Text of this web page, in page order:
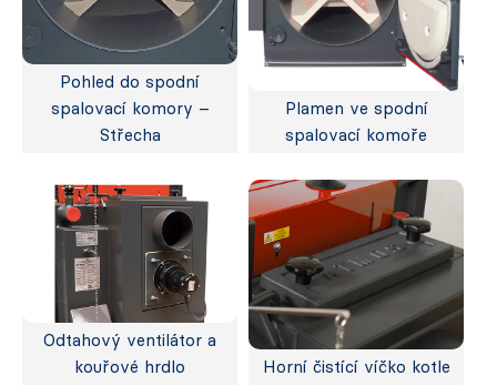
Pohled do spodní
spalovací komory –
Střecha
Plamen ve spodní
spalovací komoře
Odtahový ventilátor a
kouřové hrdlo
Horní čistící víčko kotle